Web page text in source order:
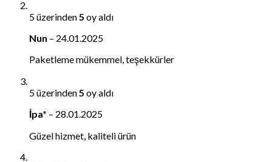
5 üzerinden5 oy aldı
Nun – 24.01.2025
Paketleme mükemmel, teşekkürler
5 üzerinden5 oy aldı
İpa* – 28.01.2025
Güzel hizmet, kaliteli ürün